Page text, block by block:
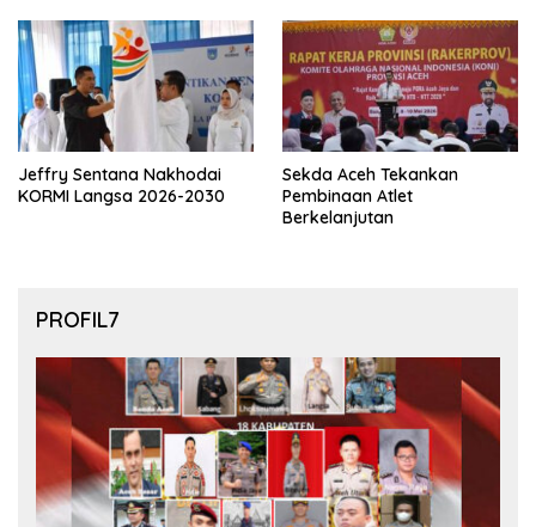
Jeffry Sentana Nakhodai
KORMI Langsa 2026-2030
Sekda Aceh Tekankan
Pembinaan Atlet
Berkelanjutan
PROFIL7